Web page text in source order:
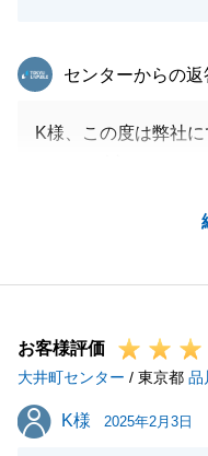
東急リバブル
センターからの返
K様、この度は弊社
実家の売却をお任せ
ご売却のケースです
くなりますが、なる
また、何かお困りご
談ください。
引き続きよろしくお
お客様評価
大井町センター / 東京都 品
K様
K様 2025年2月3日